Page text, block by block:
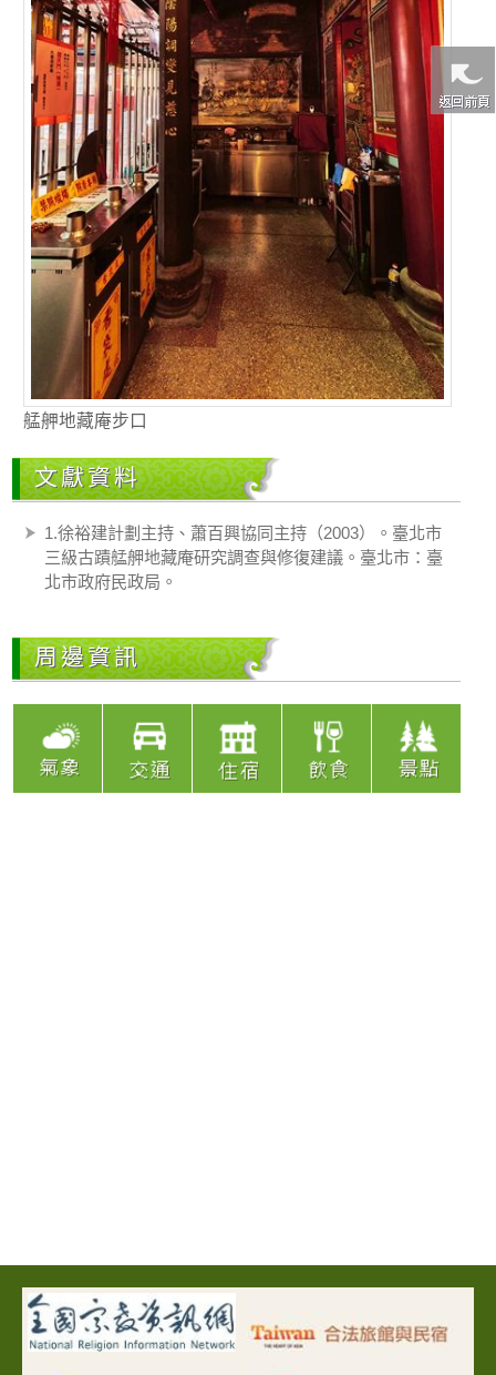
艋舺地藏庵步口
文獻資料
1.徐裕建計劃主持、蕭百興協同主持（2003）。臺北市
三級古蹟艋舺地藏庵研究調查與修復建議。臺北市：臺
北市政府民政局。
周邊資訊